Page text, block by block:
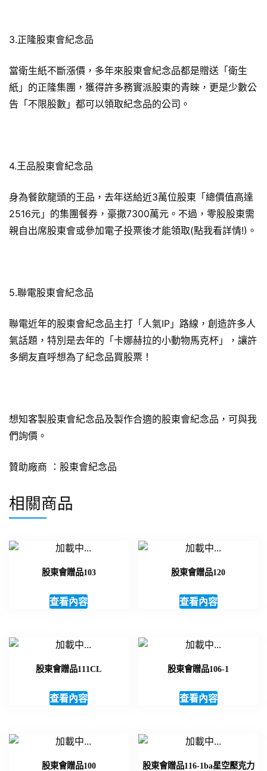
3.正隆股東會紀念品
當衛生紙不斷漲價，多年來股東會紀念品都是贈送「衛生
紙」的正隆集團，獲得許多務實派股東的青睞，更是少數公
告「不限股數」都可以領取紀念品的公司。
4.王品股東會紀念品
身為餐飲龍頭的王品，去年送給近3萬位股東「總價值高達
2516元」的集團餐券，豪撒7300萬元。不過，零股股東需
親自出席股東會或參加電子投票後才能領取(點我看詳情!)。
5.聯電股東會紀念品
聯電近年的股東會紀念品主打「人氣IP」路線，創造許多人
氣話題，特別是去年的「卡娜赫拉的小動物馬克杯」，讓許
多網友直呼想為了紀念品買股票！
想知客製股東會紀念品及製作合適的股東會紀念品，可與我
們詢價。
贊助廠商 ： 股東會紀念品
相關商品
股東會贈品103
查看內容
股東會贈品120
查看內容
股東會贈品111CL
查看內容
股東會贈品106-1
查看內容
股東會贈品100 股東會贈品116-1ba星空壓克力